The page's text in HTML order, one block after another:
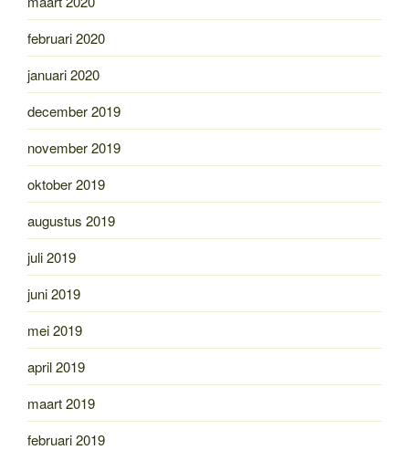
februari 2020
januari 2020
december 2019
november 2019
oktober 2019
augustus 2019
juli 2019
juni 2019
mei 2019
april 2019
maart 2019
februari 2019